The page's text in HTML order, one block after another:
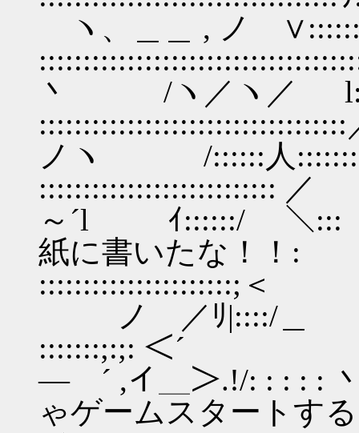
ヽ、＿＿ , ノ
丶 /ヽ／ヽ／
ノヽ /::::::人
:::::::::::::::::::::::::::
～´l ｲ::::::/
紙に書いたな！！:
ノ ／ﾘ|::::/＿
:::::::;:;: ＜´
― ´ ,イ＿＞
ゃゲームスタートす